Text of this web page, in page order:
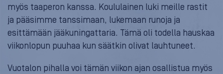
myös taaperon kanssa. Koululainen luki meille rastit
ja pääsimme tanssimaan, lukemaan runoja ja
esittämään jääkuningattaria. Tämä oli todella hauskaa
viikonlopun puuhaa kun säätkin olivat lauhtuneet.
Vuotalon pihalla voi tämän viikon ajan osallistua myös